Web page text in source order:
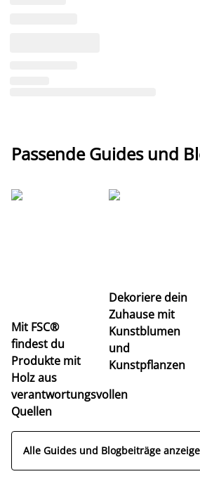
Passende Guides und
Mit FSC®
findest du
Produkte mit
Holz aus
verantwortungsvollen
Quellen
Dekoriere dein
Zuhause mit
Kunstblumen
und
Kunstpflanzen
Alle Guides und Blogbeiträge